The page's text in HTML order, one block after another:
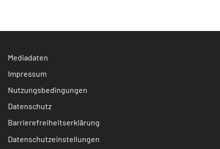
Mediadaten
Impressum
Nutzungsbedingungen
Datenschutz
Barrierefreiheitserklärung
Datenschutzeinstellungen